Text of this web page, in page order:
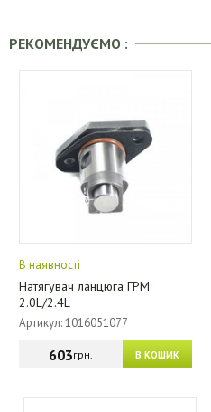
РЕКОМЕНДУЄМО :
В наявності
Натягувач ланцюга ГРМ
2.0L/2.4L
Артикул: 1016051077
В КОШИК
603грн.